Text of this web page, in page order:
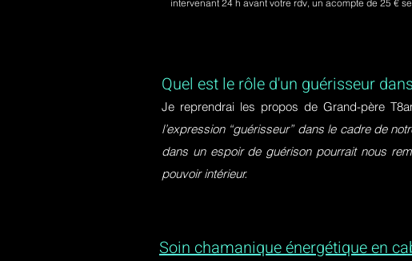
intervenant 24 h avant votre rdv, un acompte de 25 €
Quel est le rôle d'un guérisseur
Je reprendrai les propos de Grand-père
l’expression “guérisseur” dans le cadre de
dans un espoir de guérison pourrait nous
pouvoir intérieur.
Soin chamanique énergétique en